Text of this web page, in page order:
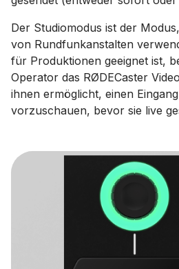
Der Studiomodus ist der
von Rundfunkanstalten
für Produktionen geeignet ist,
Operator das RØDECaster
ihnen ermöglicht, einen
vorzuschauen, bevor sie live